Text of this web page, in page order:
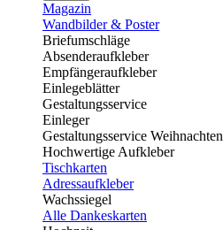
Magazin
Wandbilder & Poster
Briefumschläge
Absenderaufkleber
Empfängeraufkleber
Einlegeblätter
Gestaltungsservice
Einleger
Gestaltungsservice Weihnachten
Hochwertige Aufkleber
Tischkarten
Adressaufkleber
Wachssiegel
Alle Dankeskarten